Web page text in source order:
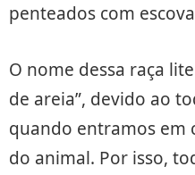
penteados com
O nome dessa raça
de areia”, devido ao
quando entramos em
do animal. Por isso,